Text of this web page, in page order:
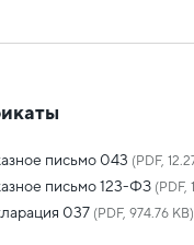
письмо 043 (PDF,
письмо 123-ФЗ (PDF,
037 (PDF, 974.76 KB)